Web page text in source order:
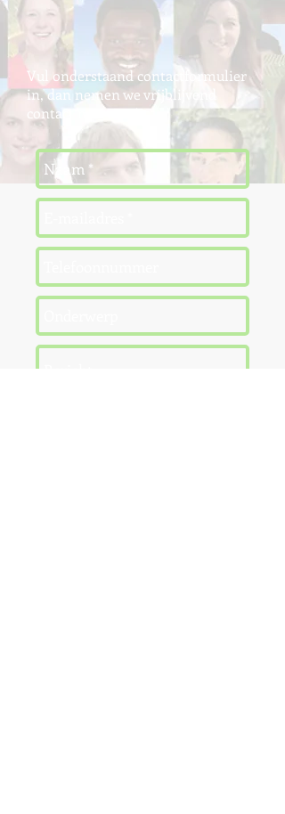
Vul onderstaand contactformulier
in, dan nemen we vrijblijvend
contact met u op!